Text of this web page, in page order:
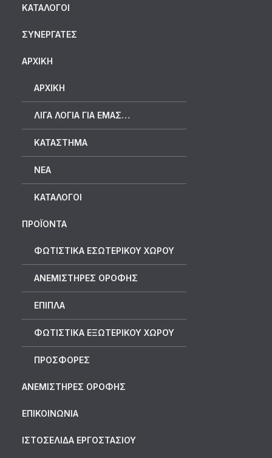
ΚΑΤΆΛΟΓΟΙ
ΣΥΝΕΡΓΆΤΕΣ
ΑΡΧΙΚΗ
ΑΡΧΙΚΉ
ΛΊΓΑ ΛΌΓΙΑ ΓΙΑ ΕΜΆΣ…
ΚΑΤΆΣΤΗΜΑ
ΝΈΑ
ΚΑΤΆΛΟΓΟΙ
ΠΡΟΪΟΝΤΑ
ΦΩΤΙΣΤΙΚΑ ΕΣΩΤΕΡΙΚΟΥ ΧΩΡΟΥ
ΑΝΕΜΙΣΤΗΡΕΣ ΟΡΟΦΗΣ
ΕΠΙΠΛΑ
ΦΩΤΙΣΤΙΚΑ ΕΞΩΤΕΡΙΚΟΥ ΧΩΡΟΥ
ΠΡΟΣΦΟΡΕΣ
ΑΝΕΜΙΣΤΗΡΕΣ ΟΡΟΦΗΣ
ΕΠΙΚΟΙΝΩΝΙΑ
ΙΣΤΟΣΕΛΙΔΑ ΕΡΓΟΣΤΑΣΙΟΥ